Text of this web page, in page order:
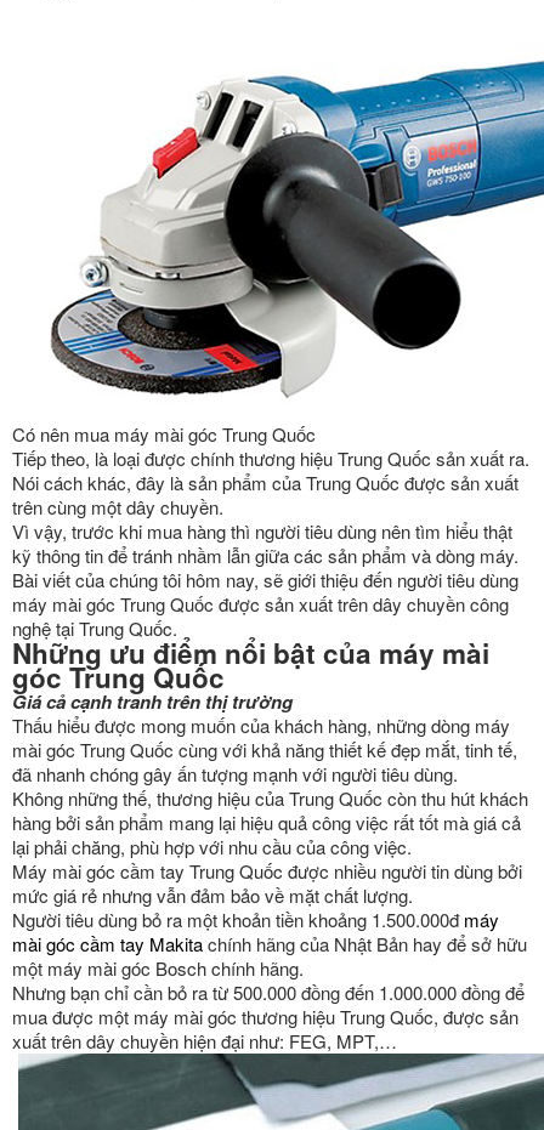
Có nên mua máy mài góc Trung Quốc
Tiếp theo, là loại được chính thương hiệu Trung Quốc sản xuất ra.
Nói cách khác, đây là sản phẩm của Trung Quốc được sản xuất
trên cùng một dây chuyền.
Vì vậy, trước khi mua hàng thì người tiêu dùng nên tìm hiểu thật
kỹ thông tin để tránh nhầm lẫn giữa các sản phẩm và dòng máy.
Bài viết của chúng tôi hôm nay, sẽ giới thiệu đến người tiêu dùng
máy mài góc Trung Quốc được sản xuất trên dây chuyền công
nghệ tại Trung Quốc.
Những ưu điểm nổi bật của máy mài
góc Trung Quốc
Giá cả cạnh tranh trên thị trường
Thấu hiểu được mong muốn của khách hàng, những dòng máy
mài góc Trung Quốc cùng với khả năng thiết kế đẹp mắt, tinh tế,
đã nhanh chóng gây ấn tượng mạnh với người tiêu dùng.
Không những thế, thương hiệu của Trung Quốc còn thu hút khách
hàng bởi sản phẩm mang lại hiệu quả công việc rất tốt mà giá cả
lại phải chăng, phù hợp với nhu cầu của công việc.
Máy mài góc cầm tay Trung Quốc được nhiều người tin dùng bởi
mức giá rẻ nhưng vẫn đảm bảo về mặt chất lượng.
Người tiêu dùng bỏ ra một khoản tiền khoảng 1.500.000đmáy
mài góc cầm tay Makitachính hãng của Nhật Bản hay để sở hữu
một máy mài góc Bosch chính hãng.
Nhưng bạn chỉ cần bỏ ra từ 500.000 đồng đến 1.000.000 đồng để
mua được một máy mài góc thương hiệu Trung Quốc, được sản
xuất trên dây chuyền hiện đại như: FEG, MPT,…